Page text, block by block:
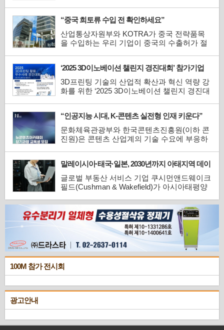
7월 10일(금)부터 8월 10일(월)까지 신청 접수
를 진행한다.지난 2020년 도입된 혁신제품 지
정 제도는 중소기업 연구개발(R&D) 지원사업
을 통해 창출된 성과물 중 ...
“중국 희토류 수입 전 확인하세요”
산업통상자원부와 KOTRA가 중국 전략품목
을 수입하는 우리 기업이 중국의 수출허가 절
발간했다.최근 중국은 희토류, 흑연 등 이중용
도(Dual-Use, 만간 및 군사 용도로 모두 사용
할 수 있는 품목) 품목에 대한 수출통제를 강
화하고 있으며, 이에 따라 수...
‘2025 3D이노베이션 챌린지 경진대회’ 참가기업
모집
3D프린팅 기술의 산업적 확산과 혁신 역량 강
화를 위한 ‘2025 3D이노베이션 챌린지 경진대
프린팅연구조합이 공동 주관하는 이번 대회는
3D프린팅 기술을 활용한 창의적이고 실용적
인 혁신 사례를 발굴하고, 이를 산업 전반으로
확산하기 위한 목적으...
“인공지능 시대, K-콘텐츠 실전형 인재 키운다”
문화체육관광부와 한국콘텐츠진흥원(이하 콘
진원)은 콘텐츠 산업계의 기술 수요에 부응하
25일까지 모집한다.뉴콘텐츠아카데미는 기술
기반 콘텐츠 창·제작 역량 강화를 위한 전문
인재 양성 프로그램으로, 국내외 선도기업과
유수 교육기관의 ...
말레이시아·태국·일본, 2030년까지 아태지역 데이
터센터 개발 속도 선도
글로벌 부동산 서비스 기업 쿠시먼앤드웨이크
필드(Cushman & Wakefield)가 아시아태평양
자본시장과 투자 흐름을 종합 분석한 첫 번째
‘아시아태평양 데이터센터 투자환경 보고서
(Asia Pacific Data Centre Investment
Landscape)’를 발간했다.보고서에 따르면, 말
레이시아가 2030년까지 아시아태평양 지역에
서 인...
100M 참가 전시회
광고안내